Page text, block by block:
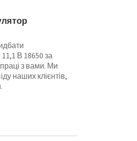
В 18650 за
з вами. Ми
наших клієнтів,